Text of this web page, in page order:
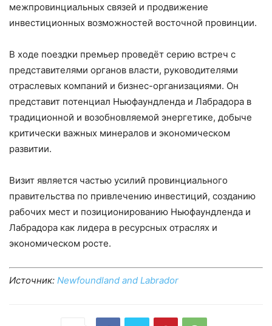
межпровинциальных связей и продвижение
инвестиционных возможностей восточной провинции.
В ходе поездки премьер проведёт серию встреч с
представителями органов власти, руководителями
отраслевых компаний и бизнес-организациями. Он
представит потенциал Ньюфаундленда и Лабрадора в
традиционной и возобновляемой энергетике, добыче
критически важных минералов и экономическом
развитии.
Визит является частью усилий провинциального
правительства по привлечению инвестиций, созданию
рабочих мест и позиционированию Ньюфаундленда и
Лабрадора как лидера в ресурсных отраслях и
экономическом росте.
Источник: Newfoundland and Labrador